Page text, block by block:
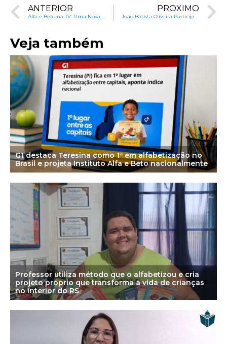
ANTERIOR PRÓXIMO
Veja também
G1 destaca Teresina como 1ª em alfabetização no
Brasil e projeta Instituto Alfa e Beto nacionalmente
Professor utiliza método que o alfabetizou e cria
projeto próprio que transforma a vida de crianças
no interior do RS